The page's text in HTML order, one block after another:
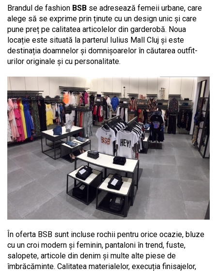
Brandul de fashion BSB se adresează femeii urbane, care
alege să se exprime prin ținute cu un design unic și care
pune preț pe calitatea articolelor din garderobă. Noua
locație este situată la parterul Iulius Mall Cluj și este
destinația doamnelor și domnișoarelor în căutarea outfit-
urilor originale și cu personalitate.
În oferta BSB sunt incluse rochii pentru orice ocazie, bluze
cu un croi modern și feminin, pantaloni în trend, fuste,
salopete, articole din denim și multe alte piese de
îmbrăcăminte. Calitatea materialelor, execuția finisajelor,